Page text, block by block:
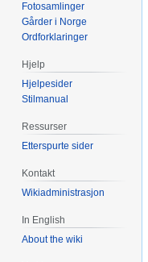
Fotosamlinger
Gårder i Norge
Ordforklaringer
Hjelp
Hjelpesider
Stilmanual
Ressurser
Etterspurte sider
Kontakt
Wikiadministrasjon
In English
About the wiki